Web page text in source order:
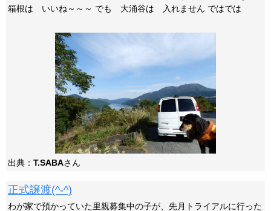
箱根は いいね～～～ でも 大涌谷は 入れません ではでは
出典： T.SABAさん
正式譲渡(^-^)
わが家で預かっていた里親募集中の子が、先月トライアルに行った